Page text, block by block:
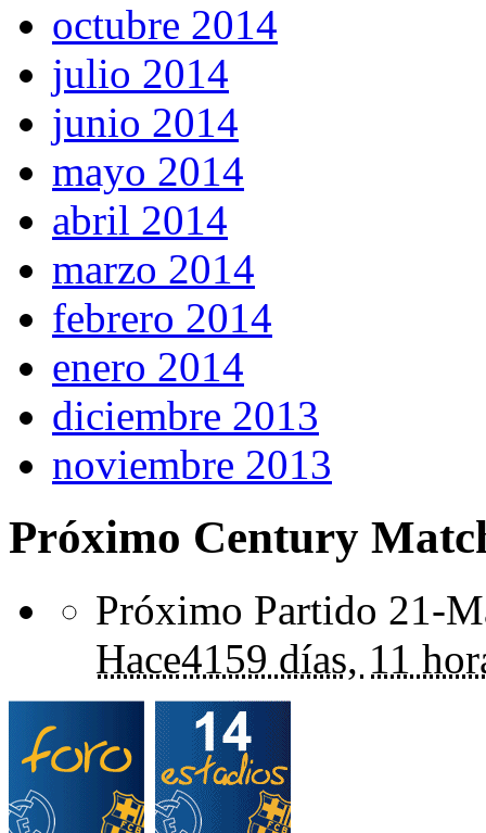
octubre 2014
julio 2014
junio 2014
mayo 2014
abril 2014
marzo 2014
febrero 2014
enero 2014
diciembre 2013
noviembre 2013
Próximo Century
Próximo Partido 21-
Hace4159 días, 11